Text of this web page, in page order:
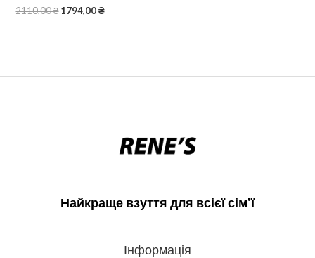
2110,00₴ 1794,00₴
Найкраще взуття для всієї сім'ї
Інформація